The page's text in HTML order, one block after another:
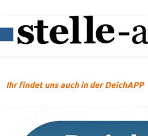
Ihr findet uns auch in der DeichAPP